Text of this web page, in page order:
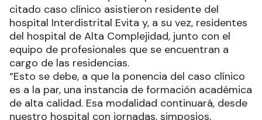
citado caso clínico asistieron residente del
hospital Interdistrital Evita y, a su vez, residentes
del hospital de Alta Complejidad, junto con el
equipo de profesionales que se encuentran a
cargo de las residencias.
“Esto se debe, a que la ponencia del caso clínico
es a la par, una instancia de formación académica
de alta calidad. Esa modalidad continuará, desde
nuestro hospital con jornadas, simposios,